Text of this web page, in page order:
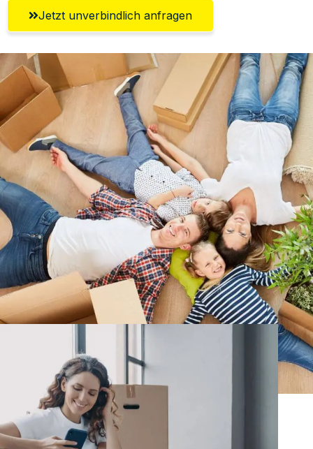
Jetzt unverbindlich anfragen